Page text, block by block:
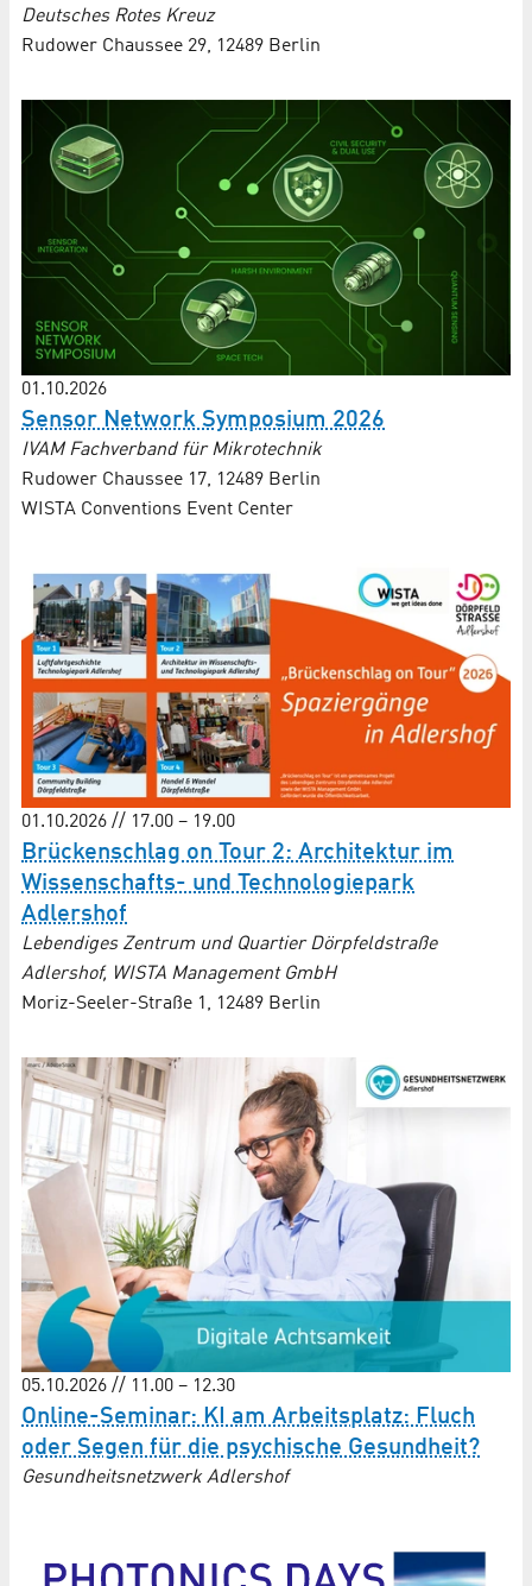
Deutsches Rotes Kreuz
Rudower Chaussee 29, 12489 Berlin
01.10.2026
Sensor Network Symposium 2026
IVAM Fachverband für Mikrotechnik
Rudower Chaussee 17, 12489 Berlin
WISTA Conventions Event Center
01.10.2026 // 17.00 – 19.00
Brückenschlag on Tour 2: Architektur im
Wissenschafts- und Techno­logie­park
Adlershof
Lebendiges Zentrum und Quartier Dörpfeldstraße
Adlershof, WISTA Management GmbH
Moriz-Seeler-Straße 1, 12489 Berlin
05.10.2026 // 11.00 – 12.30
Online-Seminar: KI am Arbeitsplatz: Fluch
oder Segen für die psychische Gesundheit?
Gesundheitsnetzwerk Adlershof